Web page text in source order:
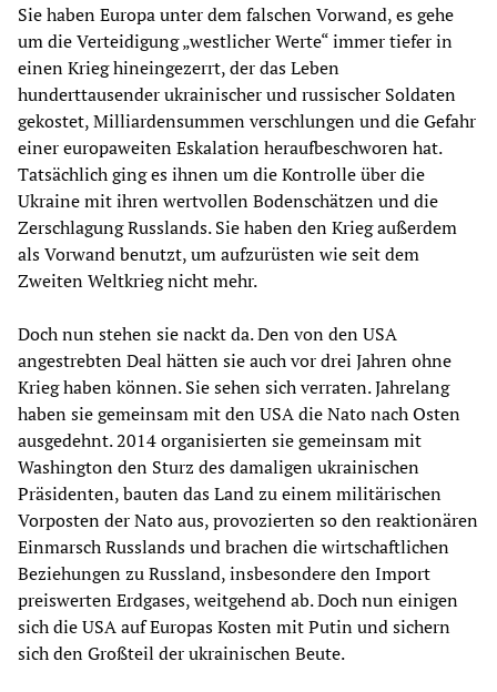
Sie haben Europa unter dem falschen Vorwand, es gehe
um die Verteidigung „westlicher Werte“ immer tiefer in
einen Krieg hineingezerrt, der das Leben
hunderttausender ukrainischer und russischer Soldaten
gekostet, Milliardensummen verschlungen und die Gefahr
einer europaweiten Eskalation heraufbeschworen hat.
Tatsächlich ging es ihnen um die Kontrolle über die
Ukraine mit ihren wertvollen Bodenschätzen und die
Zerschlagung Russlands. Sie haben den Krieg außerdem
als Vorwand benutzt, um aufzurüsten wie seit dem
Zweiten Weltkrieg nicht mehr.
Doch nun stehen sie nackt da. Den von den USA
angestrebten Deal hätten sie auch vor drei Jahren ohne
Krieg haben können. Sie sehen sich verraten. Jahrelang
haben sie gemeinsam mit den USA die Nato nach Osten
ausgedehnt. 2014 organisierten sie gemeinsam mit
Washington den Sturz des damaligen ukrainischen
Präsidenten, bauten das Land zu einem militärischen
Vorposten der Nato aus, provozierten so den reaktionären
Einmarsch Russlands und brachen die wirtschaftlichen
Beziehungen zu Russland, insbesondere den Import
preiswerten Erdgases, weitgehend ab. Doch nun einigen
sich die USA auf Europas Kosten mit Putin und sichern
sich den Großteil der ukrainischen Beute.